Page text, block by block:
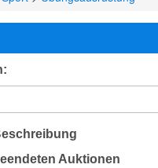
Auktionen